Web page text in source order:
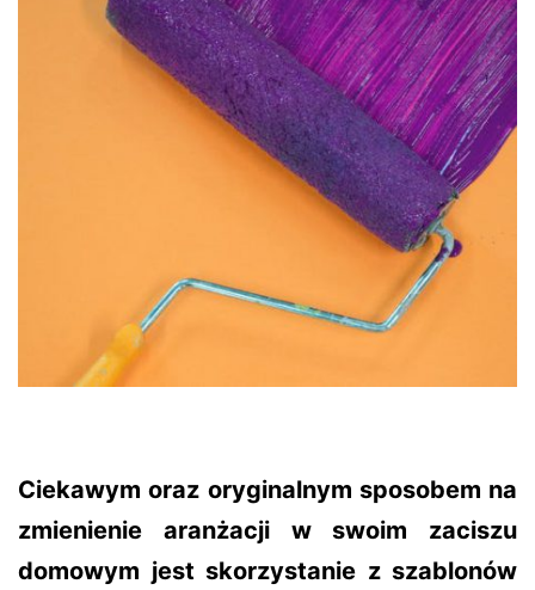
Ciekawym oraz oryginalnym sposobem na
zmienienie aranżacji w swoim zaciszu
domowym jest skorzystanie z szablonów